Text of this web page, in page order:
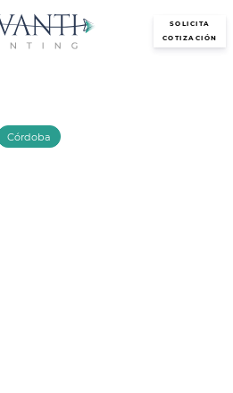
SOLICITA
COTIZACIÓN
Córdoba